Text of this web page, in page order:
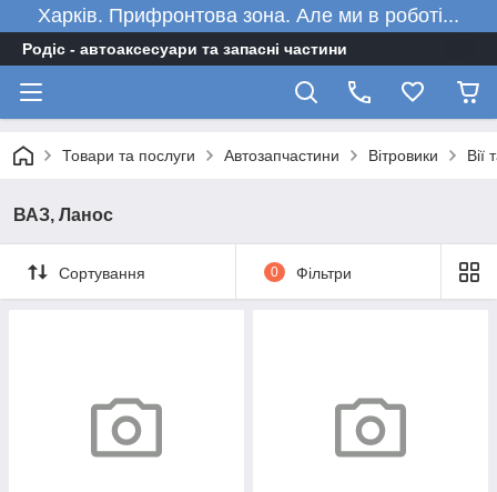
Харків. Прифронтова зона. Але ми в роботі...
Родіс - автоаксесуари та запасні частини
Товари та послуги Автозапчастини Вітровики Вії
ВАЗ, Ланос
Сортування 0 Фільтри